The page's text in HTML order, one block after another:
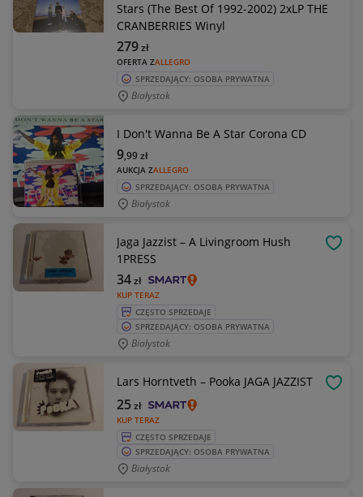
Stars (The Best Of 1992-2002) 2xLP THE
CRANBERRIES Winyl
OFERTA ZALLEGRO
279zł
SPRZEDAJĄCY: OSOBA PRYWATNA
Białystok
I Don't Wanna Be A Star Corona CD
AUKCJA ZALLEGRO
9,99zł
SPRZEDAJĄCY: OSOBA PRYWATNA
Białystok
Jaga Jazzist – A Livingroom Hush
1PRESS
KUP TERAZ
34zł
CZĘSTO SPRZEDAJE
SPRZEDAJĄCY: OSOBA PRYWATNA
Białystok
Lars Horntveth – Pooka JAGA JAZZIST
KUP TERAZ
25zł
CZĘSTO SPRZEDAJE
SPRZEDAJĄCY: OSOBA PRYWATNA
Białystok